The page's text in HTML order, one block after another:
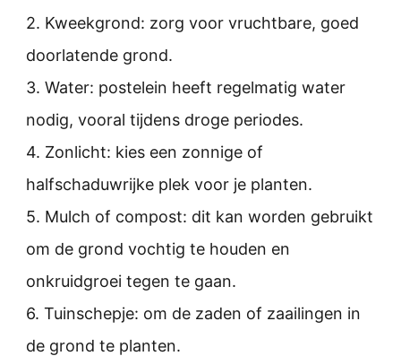
2. Kweekgrond: zorg voor vruchtbare, goed
doorlatende grond.
3. Water: postelein heeft regelmatig water
nodig, vooral tijdens droge periodes.
4. Zonlicht: kies een zonnige of
halfschaduwrijke plek voor je planten.
5. Mulch of compost: dit kan worden gebruikt
om de grond vochtig te houden en
onkruidgroei tegen te gaan.
6. Tuinschepje: om de zaden of zaailingen in
de grond te planten.